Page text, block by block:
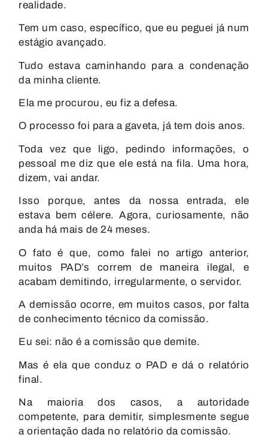
realidade.
Tem um caso, específico, que eu peguei já num
estágio avançado.
Tudo estava caminhando para a condenação
da minha cliente.
Ela me procurou, eu fiz a defesa.
O processo foi para a gaveta, já tem dois anos.
Toda vez que ligo, pedindo informações, o
pessoal me diz que ele está na fila. Uma hora,
dizem, vai andar.
Isso porque, antes da nossa entrada, ele
estava bem célere. Agora, curiosamente, não
anda há mais de 24 meses.
O fato é que, como falei no artigo anterior,
muitos PAD’s correm de maneira ilegal, e
acabam demitindo, irregularmente, o servidor.
A demissão ocorre, em muitos casos, por falta
de conhecimento técnico da comissão.
Eu sei: não é a comissão que demite.
Mas é ela que conduz o PAD e dá o relatório
final.
Na maioria dos casos, a autoridade
competente, para demitir, simplesmente segue
a orientação dada no relatório da comissão.